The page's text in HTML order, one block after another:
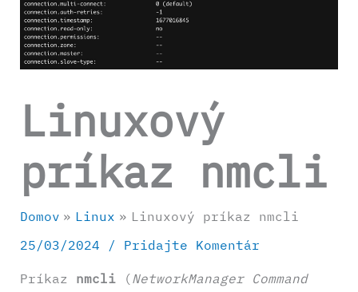
Linuxový
príkaz nmcli
Domov Linux
Linuxový príkaz nmcli
25/03/2024
/ Pridajte Komentár
Príkaz nmcli(NetworkManager Command